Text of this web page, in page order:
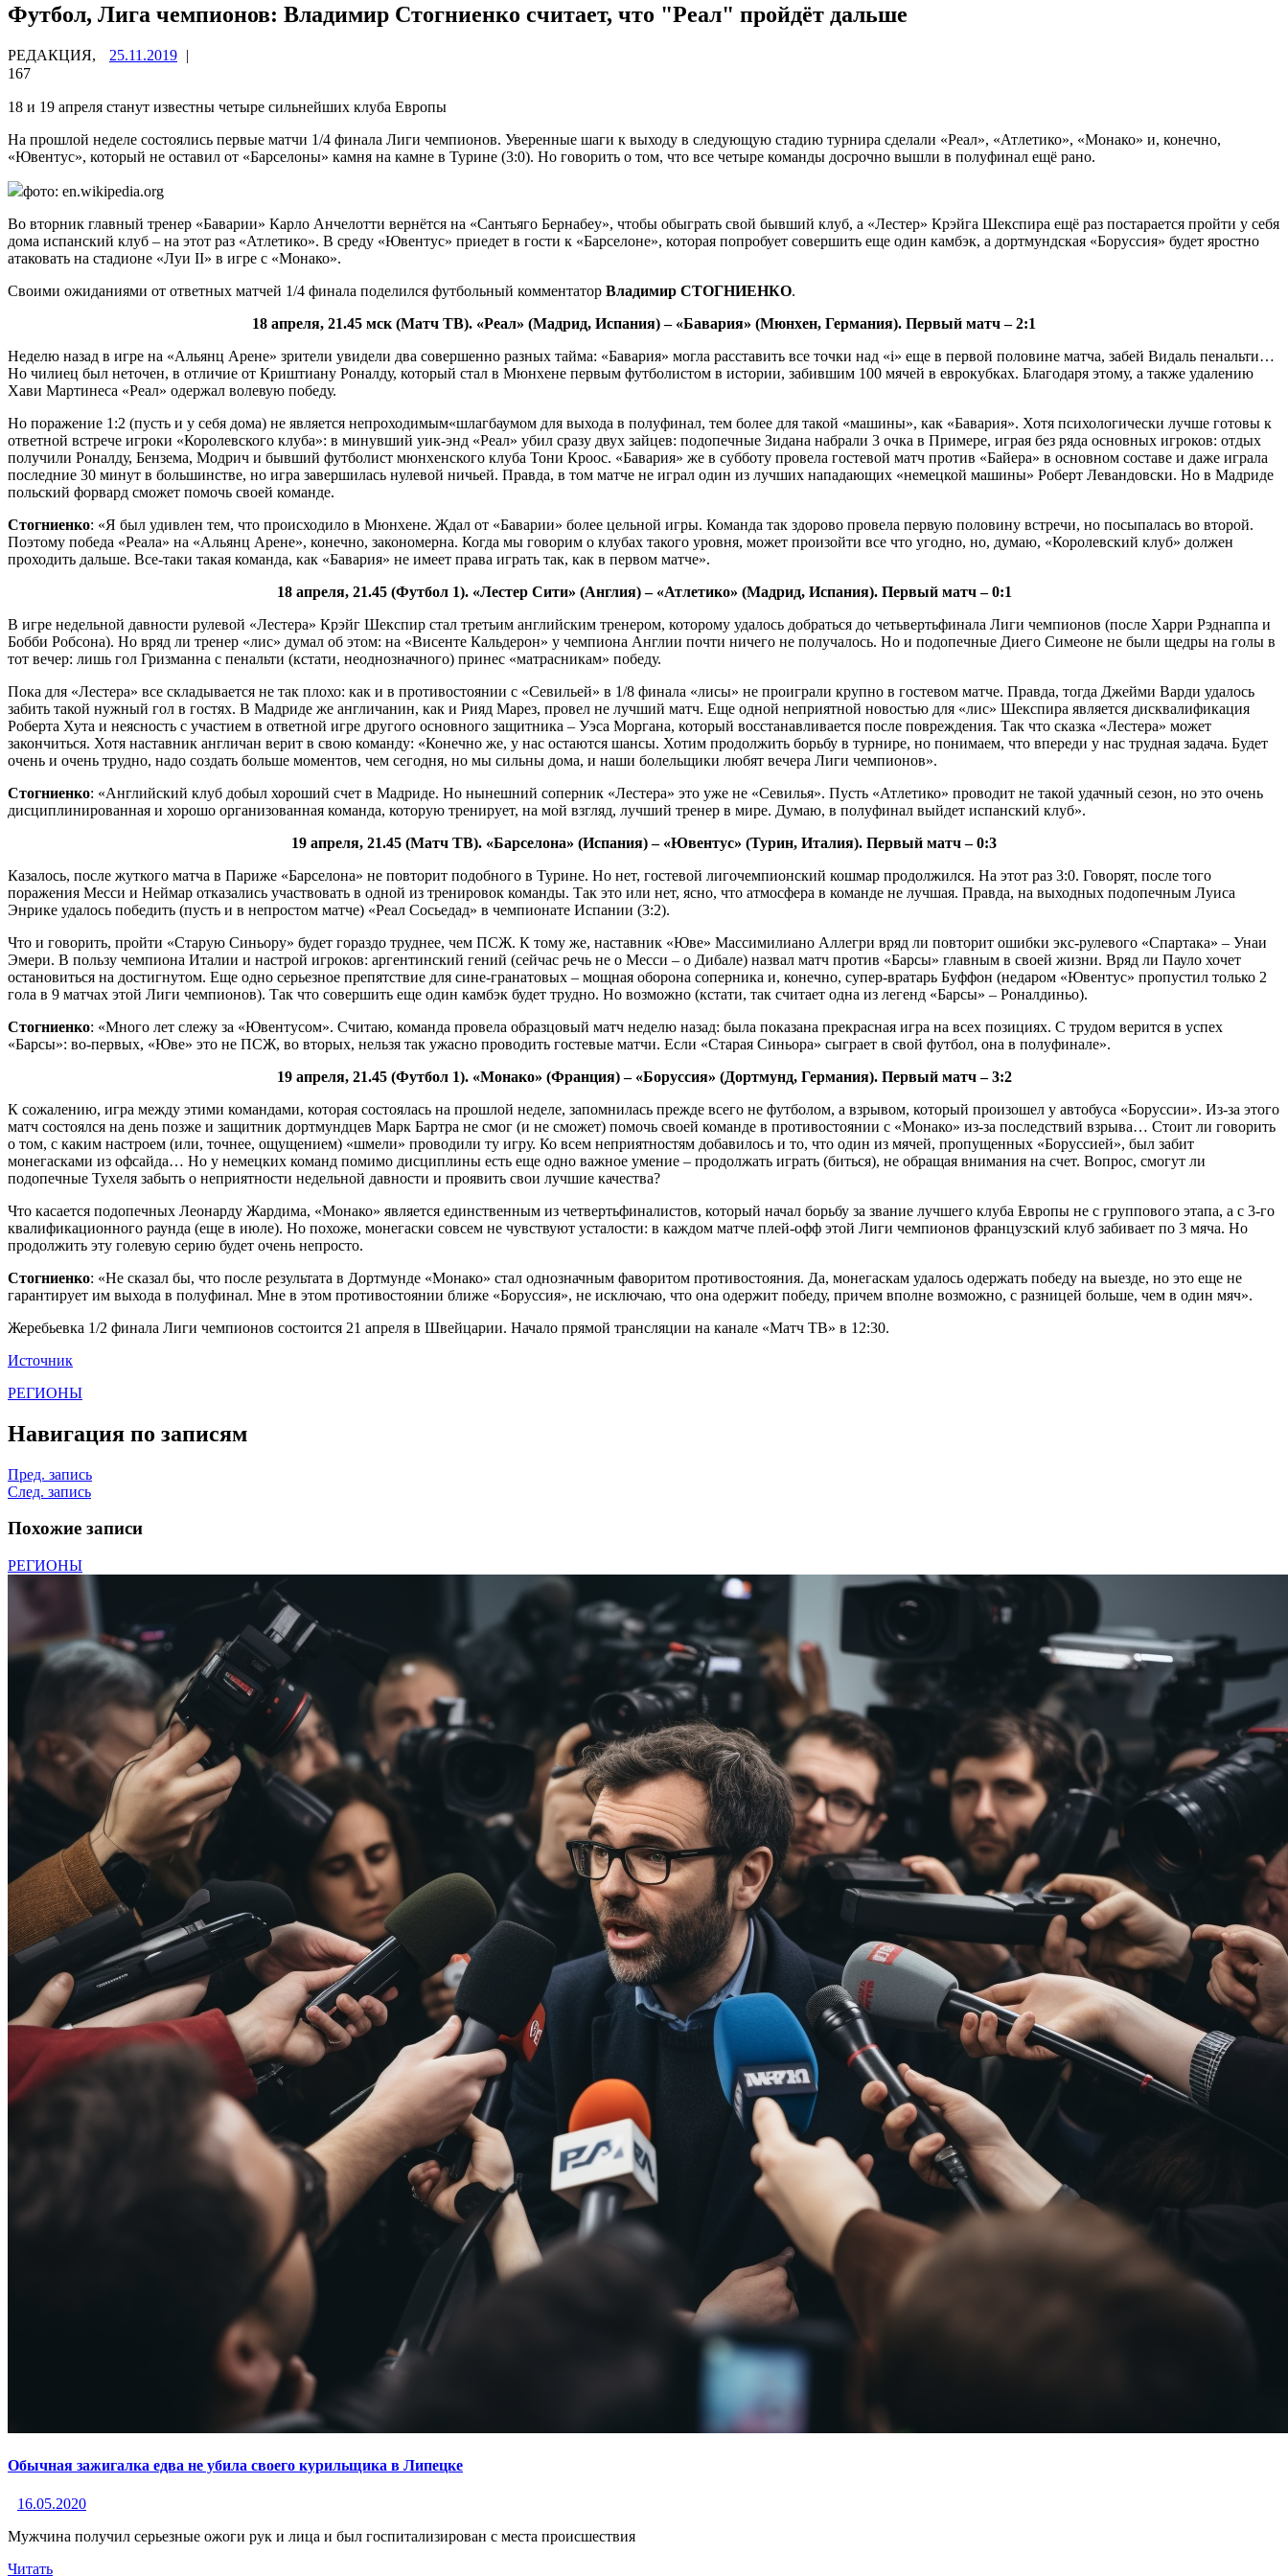
Футбол, Лига чемпионов: Владимир Стогниенко считает, что "Реал" пройдёт дальше
РЕДАКЦИЯ, 25.11.2019 |
167
18 и 19 апреля станут известны четыре сильнейших клуба Европы
На прошлой неделе состоялись первые матчи 1/4 финала Лиги чемпионов. Уверенные шаги к выходу в следующую стадию турнира сделали «Реал», «Атлетико», «Монако» и, конечно,
«Ювентус», который не оставил от «Барселоны» камня на камне в Турине (3:0). Но говорить о том, что все четыре команды досрочно вышли в полуфинал ещё рано.
фото: en.wikipedia.org
Во вторник главный тренер «Баварии» Карло Анчелотти вернётся на «Сантьяго Бернабеу», чтобы обыграть свой бывший клуб, а «Лестер» Крэйга Шекспира ещё раз постарается пройти у себя
дома испанский клуб – на этот раз «Атлетико». В среду «Ювентус» приедет в гости к «Барселоне», которая попробует совершить еще один камбэк, а дортмундская «Боруссия» будет яростно
атаковать на стадионе «Луи II» в игре с «Монако».
Своими ожиданиями от ответных матчей 1/4 финала поделился футбольный комментатор Владимир СТОГНИЕНКО.
18 апреля, 21.45 мск (Матч ТВ). «Реал» (Мадрид, Испания) – «Бавария» (Мюнхен, Германия). Первый матч – 2:1
Неделю назад в игре на «Альянц Арене» зрители увидели два совершенно разных тайма: «Бавария» могла расставить все точки над «i» еще в первой половине матча, забей Видаль пенальти…
Но чилиец был неточен, в отличие от Криштиану Роналду, который стал в Мюнхене первым футболистом в истории, забившим 100 мячей в еврокубках. Благодаря этому, а также удалению
Хави Мартинеса «Реал» одержал волевую победу.
Но поражение 1:2 (пусть и у себя дома) не является непроходимым«шлагбаумом для выхода в полуфинал, тем более для такой «машины», как «Бавария». Хотя психологически лучше готовы к
ответной встрече игроки «Королевского клуба»: в минувший уик-энд «Реал» убил сразу двух зайцев: подопечные Зидана набрали 3 очка в Примере, играя без ряда основных игроков: отдых
получили Роналду, Бензема, Модрич и бывший футболист мюнхенского клуба Тони Кроос. «Бавария» же в субботу провела гостевой матч против «Байера» в основном составе и даже играла
последние 30 минут в большинстве, но игра завершилась нулевой ничьей. Правда, в том матче не играл один из лучших нападающих «немецкой машины» Роберт Левандовски. Но в Мадриде
польский форвард сможет помочь своей команде.
Стогниенко: «Я был удивлен тем, что происходило в Мюнхене. Ждал от «Баварии» более цельной игры. Команда так здорово провела первую половину встречи, но посыпалась во второй.
Поэтому победа «Реала» на «Альянц Арене», конечно, закономерна. Когда мы говорим о клубах такого уровня, может произойти все что угодно, но, думаю, «Королевский клуб» должен
проходить дальше. Все-таки такая команда, как «Бавария» не имеет права играть так, как в первом матче».
18 апреля, 21.45 (Футбол 1). «Лестер Сити» (Англия) – «Атлетико» (Мадрид, Испания). Первый матч – 0:1
В игре недельной давности рулевой «Лестера» Крэйг Шекспир стал третьим английским тренером, которому удалось добраться до четьвертьфинала Лиги чемпионов (после Харри Рэднаппа и
Бобби Робсона). Но вряд ли тренер «лис» думал об этом: на «Висенте Кальдерон» у чемпиона Англии почти ничего не получалось. Но и подопечные Диего Симеоне не были щедры на голы в
тот вечер: лишь гол Гризманна с пенальти (кстати, неоднозначного) принес «матрасникам» победу.
Пока для «Лестера» все складывается не так плохо: как и в противостоянии с «Севильей» в 1/8 финала «лисы» не проиграли крупно в гостевом матче. Правда, тогда Джейми Варди удалось
забить такой нужный гол в гостях. В Мадриде же англичанин, как и Рияд Марез, провел не лучший матч. Еще одной неприятной новостью для «лис» Шекспира является дисквалификация
Роберта Хута и неясность с участием в ответной игре другого основного защитника – Уэса Моргана, который восстанавливается после повреждения. Так что сказка «Лестера» может
закончиться. Хотя наставник англичан верит в свою команду: «Конечно же, у нас остаются шансы. Хотим продолжить борьбу в турнире, но понимаем, что впереди у нас трудная задача. Будет
очень и очень трудно, надо создать больше моментов, чем сегодня, но мы сильны дома, и наши болельщики любят вечера Лиги чемпионов».
Стогниенко: «Английский клуб добыл хороший счет в Мадриде. Но нынешний соперник «Лестера» это уже не «Севилья». Пусть «Атлетико» проводит не такой удачный сезон, но это очень
дисциплинированная и хорошо организованная команда, которую тренирует, на мой взгляд, лучший тренер в мире. Думаю, в полуфинал выйдет испанский клуб».
19 апреля, 21.45 (Матч ТВ). «Барселона» (Испания) – «Ювентус» (Турин, Италия). Первый матч – 0:3
Казалось, после жуткого матча в Париже «Барселона» не повторит подобного в Турине. Но нет, гостевой лигочемпионский кошмар продолжился. На этот раз 3:0. Говорят, после того
поражения Месси и Неймар отказались участвовать в одной из тренировок команды. Так это или нет, ясно, что атмосфера в команде не лучшая. Правда, на выходных подопечным Луиса
Энрике удалось победить (пусть и в непростом матче) «Реал Сосьедад» в чемпионате Испании (3:2).
Что и говорить, пройти «Старую Синьору» будет гораздо труднее, чем ПСЖ. К тому же, наставник «Юве» Массимилиано Аллегри вряд ли повторит ошибки экс-рулевого «Спартака» – Унаи
Эмери. В пользу чемпиона Италии и настрой игроков: аргентинский гений (сейчас речь не о Месси – о Дибале) назвал матч против «Барсы» главным в своей жизни. Вряд ли Пауло хочет
остановиться на достигнутом. Еще одно серьезное препятствие для сине-гранатовых – мощная оборона соперника и, конечно, супер-вратарь Буффон (недаром «Ювентус» пропустил только 2
гола в 9 матчах этой Лиги чемпионов). Так что совершить еще один камбэк будет трудно. Но возможно (кстати, так считает одна из легенд «Барсы» – Роналдиньо).
Стогниенко: «Много лет слежу за «Ювентусом». Считаю, команда провела образцовый матч неделю назад: была показана прекрасная игра на всех позициях. С трудом верится в успех
«Барсы»: во-первых, «Юве» это не ПСЖ, во вторых, нельзя так ужасно проводить гостевые матчи. Если «Старая Синьора» сыграет в свой футбол, она в полуфинале».
19 апреля, 21.45 (Футбол 1). «Монако» (Франция) – «Боруссия» (Дортмунд, Германия). Первый матч – 3:2
К сожалению, игра между этими командами, которая состоялась на прошлой неделе, запомнилась прежде всего не футболом, а взрывом, который произошел у автобуса «Боруссии». Из-за этого
матч состоялся на день позже и защитник дортмундцев Марк Бартра не смог (и не сможет) помочь своей команде в противостоянии с «Монако» из-за последствий взрыва… Стоит ли говорить
о том, с каким настроем (или, точнее, ощущением) «шмели» проводили ту игру. Ко всем неприятностям добавилось и то, что один из мячей, пропущенных «Боруссией», был забит
монегасками из офсайда… Но у немецких команд помимо дисциплины есть еще одно важное умение – продолжать играть (биться), не обращая внимания на счет. Вопрос, смогут ли
подопечные Тухеля забыть о неприятности недельной давности и проявить свои лучшие качества?
Что касается подопечных Леонарду Жардима, «Монако» является единственным из четвертьфиналистов, который начал борьбу за звание лучшего клуба Европы не с группового этапа, а с 3-го
квалификационного раунда (еще в июле). Но похоже, монегаски совсем не чувствуют усталости: в каждом матче плей-офф этой Лиги чемпионов французский клуб забивает по 3 мяча. Но
продолжить эту голевую серию будет очень непросто.
Стогниенко: «Не сказал бы, что после результата в Дортмунде «Монако» стал однозначным фаворитом противостояния. Да, монегаскам удалось одержать победу на выезде, но это еще не
гарантирует им выхода в полуфинал. Мне в этом противостоянии ближе «Боруссия», не исключаю, что она одержит победу, причем вполне возможно, с разницей больше, чем в один мяч».
Жеребьевка 1/2 финала Лиги чемпионов состоится 21 апреля в Швейцарии. Начало прямой трансляции на канале «Матч ТВ» в 12:30.
Источник
РЕГИОНЫ
Навигация по записям
Пред. запись
След. запись
Похожие записи
РЕГИОНЫ
Обычная зажигалка едва не убила своего курильщика в Липецке
16.05.2020
Мужчина получил серьезные ожоги рук и лица и был госпитализирован с места происшествия
Читать